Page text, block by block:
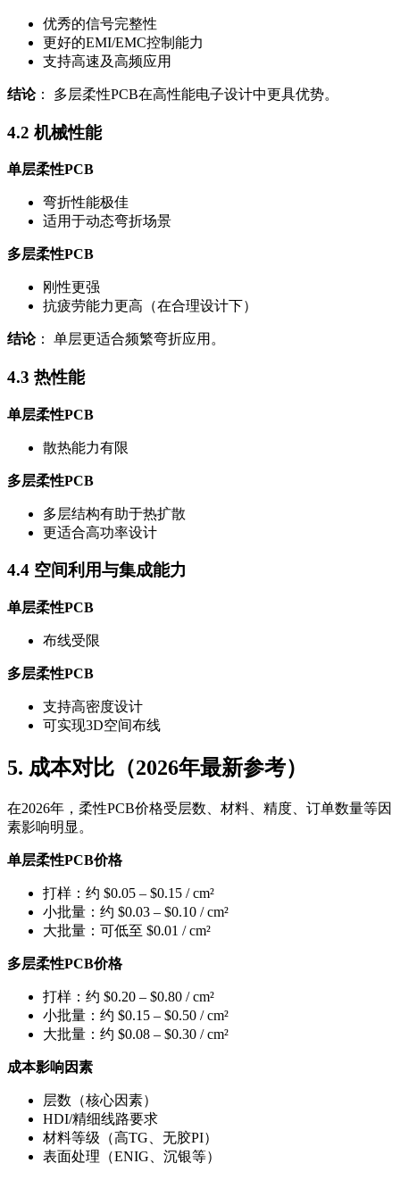
优秀的信号完整性
更好的EMI/EMC控制能力
支持高速及高频应用
结论： 多层柔性PCB在高性能电子设计中更具优势。
4.2 机械性能
单层柔性PCB
弯折性能极佳
适用于动态弯折场景
多层柔性PCB
刚性更强
抗疲劳能力更高（在合理设计下）
结论： 单层更适合频繁弯折应用。
4.3 热性能
单层柔性PCB
散热能力有限
多层柔性PCB
多层结构有助于热扩散
更适合高功率设计
4.4 空间利用与集成能力
单层柔性PCB
布线受限
多层柔性PCB
支持高密度设计
可实现3D空间布线
5. 成本对比（2026年最新参考）
在2026年，柔性PCB价格受层数、材料、精度、订单数量等因
素影响明显。
单层柔性PCB价格
打样：约 $0.05 – $0.15 / cm²
小批量：约 $0.03 – $0.10 / cm²
大批量：可低至 $0.01 / cm²
多层柔性PCB价格
打样：约 $0.20 – $0.80 / cm²
小批量：约 $0.15 – $0.50 / cm²
大批量：约 $0.08 – $0.30 / cm²
成本影响因素
层数（核心因素）
HDI/精细线路要求
材料等级（高TG、无胶PI）
表面处理（ENIG、沉银等）